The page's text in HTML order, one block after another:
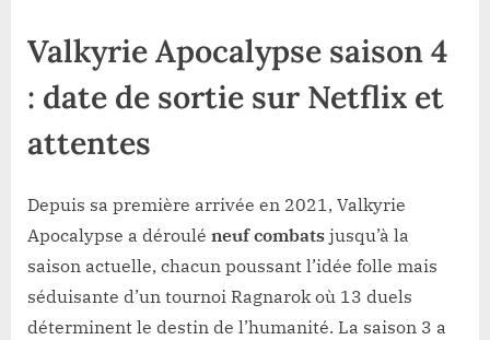
Valkyrie Apocalypse saison 4
: date de sortie sur Netflix et
attentes
Depuis sa première arrivée en 2021, Valkyrie
Apocalypse a déroulé neuf combats jusqu’à la
saison actuelle, chacun poussant l’idée folle mais
séduisante d’un tournoi Ragnarok où 13 duels
déterminent le destin de l’humanité. La saison 3 a